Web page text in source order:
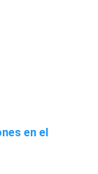
en el